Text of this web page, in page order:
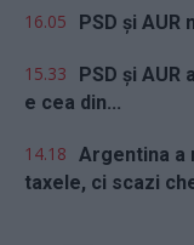
16.05 PSD și
15.33
PSD și
e cea din...
14.18 Argentina a
taxele, ci scazi